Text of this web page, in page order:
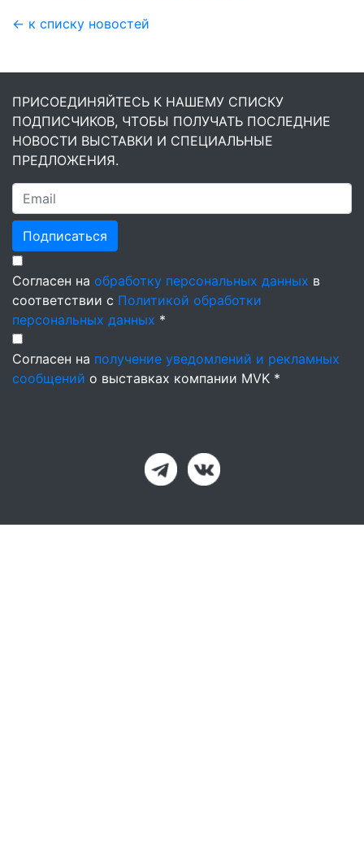
← к списку новостей
ПРИСОЕДИНЯЙТЕСЬ К НАШЕМУ СПИСКУ
ПОДПИСЧИКОВ, ЧТОБЫ ПОЛУЧАТЬ ПОСЛЕДНИЕ
НОВОСТИ ВЫСТАВКИ И СПЕЦИАЛЬНЫЕ
ПРЕДЛОЖЕНИЯ.
Подписаться
Согласен на обработку персональных данных в
соответствии с Политикой обработки
персональных данных *
Согласен на получение уведомлений и рекламных
сообщений о выставках компании MVK *